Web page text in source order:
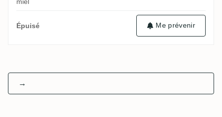
Épuisé Me prévenir
→